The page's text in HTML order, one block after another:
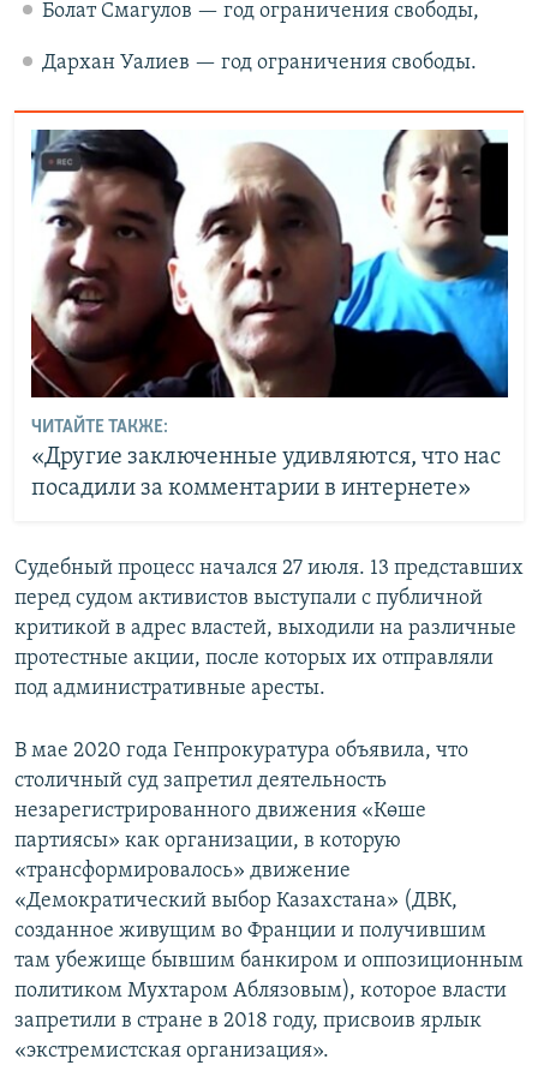
Болат Смагулов — год ограничения свободы,
Дархан Уалиев — год ограничения свободы.
ЧИТАЙТЕ ТАКЖЕ:
«Другие заключенные удивляются, что нас
посадили за комментарии в интернете»
Судебный процесс начался 27 июля. 13 представших
перед судом активистов выступали с публичной
критикой в адрес властей, выходили на различные
протестные акции, после которых их отправляли
под административные аресты.
В мае 2020 года Генпрокуратура объявила, что
столичный суд запретил деятельность
незарегистрированного движения «Көше
партиясы» как организации, в которую
«трансформировалось» движение
«Демократический выбор Казахстана» (ДВК,
созданное живущим во Франции и получившим
там убежище бывшим банкиром и оппозиционным
политиком Мухтаром Аблязовым), которое власти
запретили в стране в 2018 году, присвоив ярлык
«экстремистская организация».